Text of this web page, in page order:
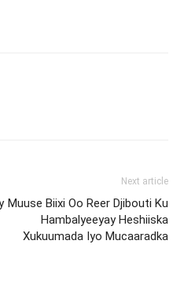
Next article
Muuse Biixi Oo Reer Djibouti Ku
Hambalyeeyay Heshiiska
Xukuumada Iyo Mucaaradka